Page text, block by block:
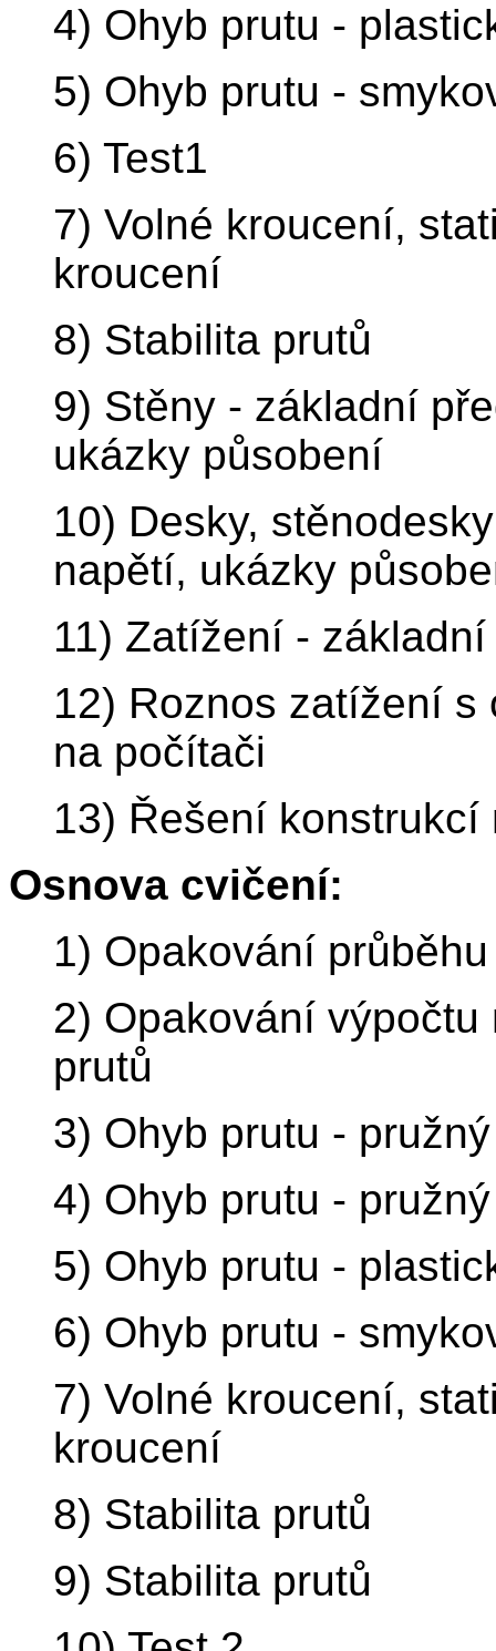
4) Ohyb prutu -
5) Ohyb prutu -
6) Test1
7) Volné kroucení,
kroucení
8) Stabilita prutů
9) Stěny - základní
ukázky působení
10) Desky,
napětí, ukázky
11) Zatížení -
12) Roznos zatížení
na počítači
13) Řešení konstrukcí
Osnova cvičení:
1) Opakování
2) Opakování
prutů
3) Ohyb prutu -
4) Ohyb prutu -
5) Ohyb prutu -
6) Ohyb prutu -
7) Volné kroucení,
kroucení
8) Stabilita prutů
9) Stabilita prutů